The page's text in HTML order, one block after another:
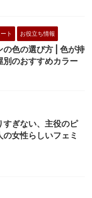
ト お役立ち情報
の色の選び方 | 色が持
別のおすすめカラー
すぎない、主役のピ
女性らしいフェミ